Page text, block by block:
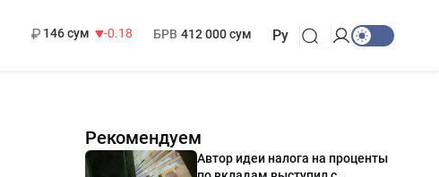
146 сум
-0.18
БРВ 412 000 сум Ру
Рекомендуем
Автор идеи налога на проценты